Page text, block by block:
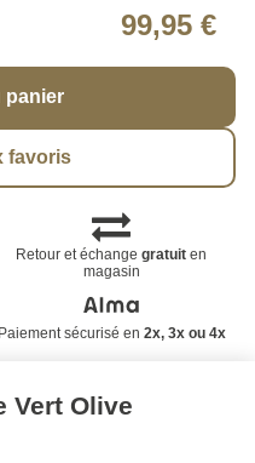
99,95 €
panier
favoris
Retour et échangegratuit en
magasin
Paiement sécurisé en 2x, 3x ou 4x
Vert Olive